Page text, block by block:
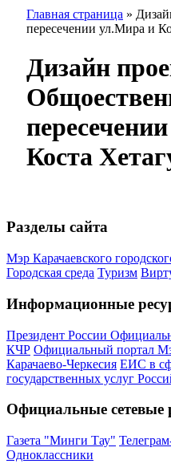
Главная страница »
пересечении ул.Мира и
Дизайн
Коста
Разделы сайта
Мэр Карачаевского
Городская среда Туризм
Информационные
Президент России
КЧР Официальный портал
Карачаево-Черкесия ЕИС в
государственных услуг
Официальные сетевые
Газета "Минги Тау"
Одноклассники